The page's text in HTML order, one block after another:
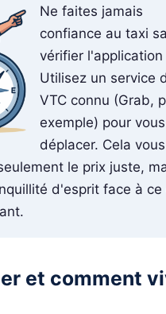
Ne faites jamais
confiance au taxi
vérifier l'application
Utilisez un service
VTC connu (Grab,
exemple) pour vous
déplacer. Cela vous
le prix juste,
d'esprit face à ce
et comment